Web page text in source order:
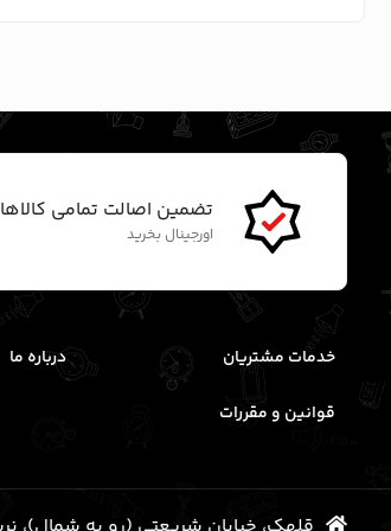
تضمین اصالت تمامی کالاها
اورجینال بخرید
خدمات مشتریان درباره ما
قوانین و مقررات